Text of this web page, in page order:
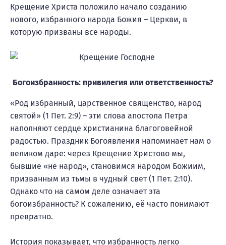
Крещение Христа положило начало созданию
нового, избранного народа Божия – Церкви, в
которую призваны все народы.
Богоизбранность: привилегия или ответственность?
«Род избранный, царственное священство, народ
святой» (1 Пет. 2:9) – эти слова апостола Петра
наполняют сердце христианина благоговейной
радостью. Праздник Богоявления напоминает нам о
великом даре: через Крещение Христово мы,
бывшие «не народ», становимся народом Божиим,
призванным из тьмы в чудный свет (1 Пет. 2:10).
Однако что на самом деле означает эта
богоизбранность? К сожалению, её часто понимают
превратно.
История показывает, что избранность легко